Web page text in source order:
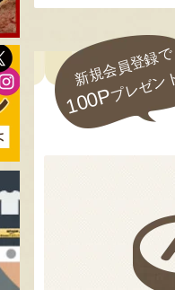
新規会員登録で
100Pプレゼン